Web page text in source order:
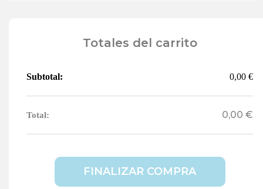
Totales del carrito
0,00 €
0,00 €
FINALIZAR COMPRA